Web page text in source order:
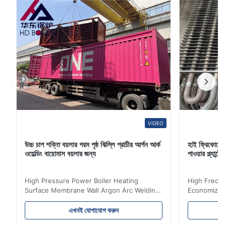
VIDEO
উচ্চ চাপ শক্তি বয়লার গরম পৃষ্ঠ ঝিল্লি প্রাচীর আর্গন আর্ক
ওয়েল্ডিং বায়োমাস বয়লার জন্য
High Pressure Power Boiler Heating
Surface Membrane Wall Argon Arc Welding
For Biomass Boiler Product Introduction
Water wall panels with pins usually laid
vertically on the inner wall of the furnace
এখনই যোগাযোগ করুন
হাই
পাওয়ার
High
Product
industrial